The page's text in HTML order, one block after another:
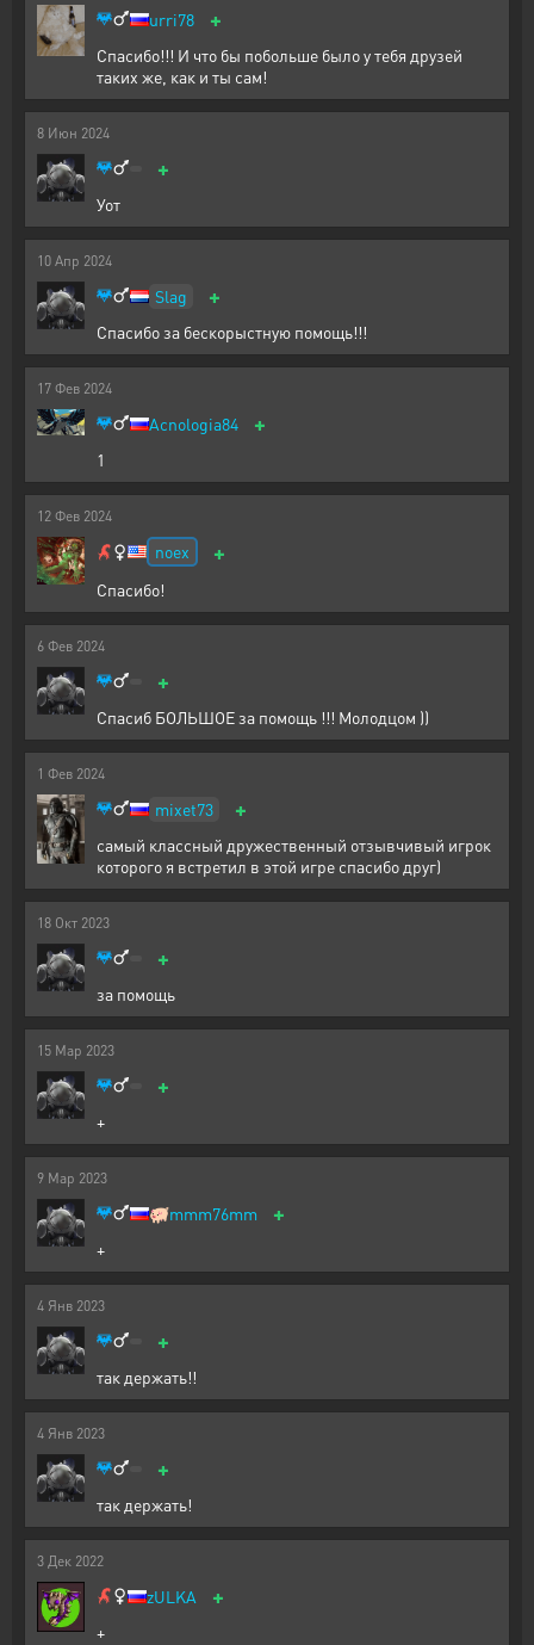
urri78 +
Спасибо!!! И что бы побольше было у тебя друзей
таких же, как и ты сам!
8 Июн 2024
+
Уот
10 Апр 2024
Slag +
Спасибо за бескорыстную помощь!!!
17 Фев 2024
Acnologia84 +
1
12 Фев 2024
noex +
Спасибо!
6 Фев 2024
+
Спасиб БОЛЬШОЕ за помощь !!! Молодцом ))
1 Фев 2024
mixet73 +
самый классный дружественный отзывчивый игрок
которого я встретил в этой игре спасибо друг)
18 Окт 2023
+
за помощь
15 Мар 2023
+
+
9 Мар 2023
🐖mmm76mm +
+
4 Янв 2023
+
так держать!!
4 Янв 2023
+
так держать!
3 Дек 2022
zULKA +
+